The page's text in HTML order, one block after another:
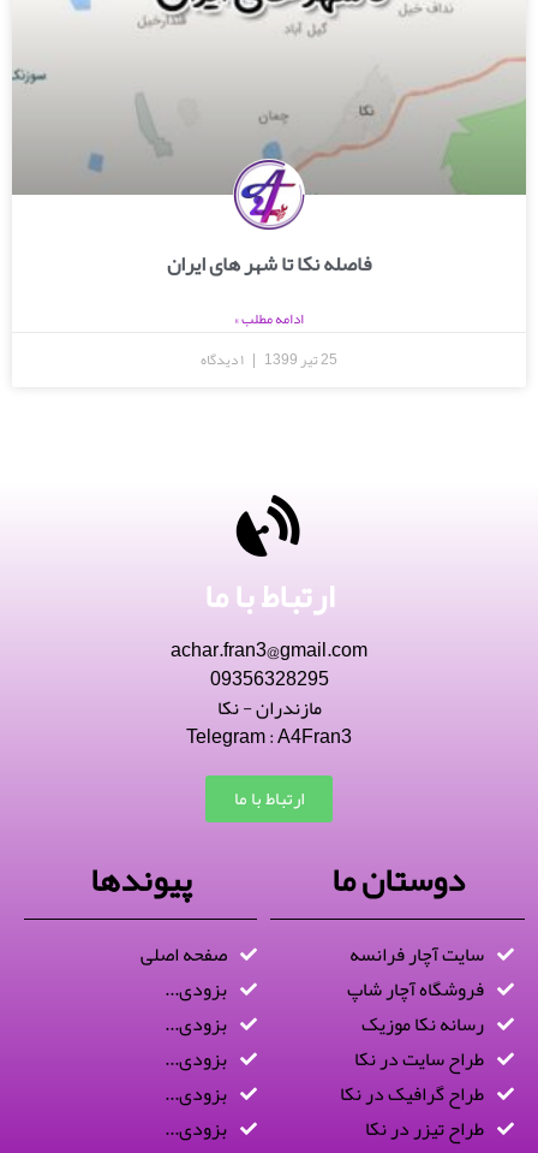
فاصله نکا تا شهر های ایران
ادامه مطلب »
25 تیر 1399
ارتباط با ما
achar.fran3@gmail.com
09356328295
مازندران - نکا
Telegram : A4Fran3
ارتباط با ما
دوستان ما
سایت آچار فرانسه
فروشگاه آچار شاپ
رسانه نکا موزیک
طراح سایت در نکا
طراح گرافیک در نکا
طراح تیزر در نکا
پیوندها
صفحه اصلی
بزودی...
بزودی...
بزودی...
بزودی...
بزودی...